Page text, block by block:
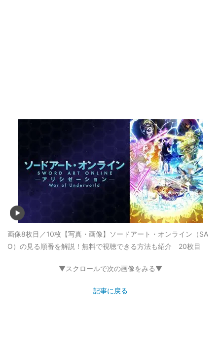
画像8枚目／10枚 【写真・画像】ソードアート・オンライン（SA
O）の見る順番を解説！無料で視聴できる方法も紹介 20枚目
▼スクロールで次の画像をみる▼
記事に戻る